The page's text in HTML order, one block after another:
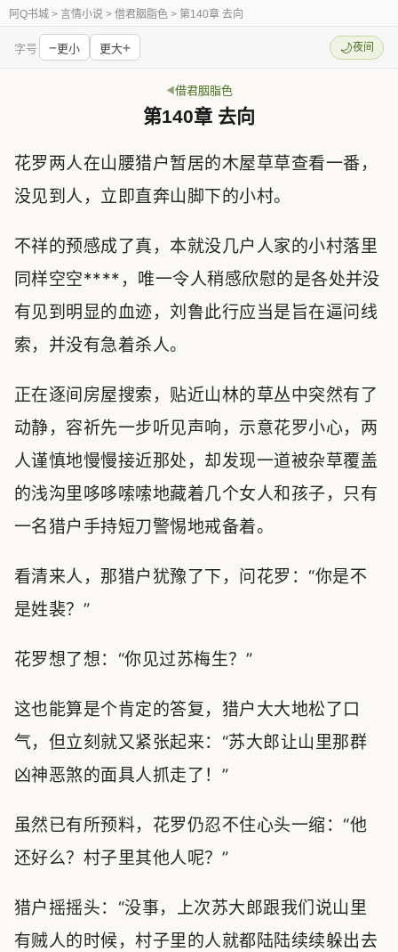
阿Q书城 > 言情小说 > 借君胭脂色 > 第140章 去向
字号 −更小 更大+ 🌙夜间
借君胭脂色
第140章 去向
花罗两人在山腰猎户暂居的木屋草草查看一番，
没见到人，立即直奔山脚下的小村。
不祥的预感成了真，本就没几户人家的小村落里
同样空空****，唯一令人稍感欣慰的是各处并没
有见到明显的血迹，刘鲁此行应当是旨在逼问线
索，并没有急着杀人。
正在逐间房屋搜索，贴近山林的草丛中突然有了
动静，容祈先一步听见声响，示意花罗小心，两
人谨慎地慢慢接近那处，却发现一道被杂草覆盖
的浅沟里哆哆嗦嗦地藏着几个女人和孩子，只有
一名猎户手持短刀警惕地戒备着。
看清来人，那猎户犹豫了下，问花罗：“你是不
是姓裴？”
花罗想了想：“你见过苏梅生？”
这也能算是个肯定的答复，猎户大大地松了口
气，但立刻就又紧张起来：“苏大郎让山里那群
凶神恶煞的面具人抓走了！”
虽然已有所预料，花罗仍忍不住心头一缩：“他
还好么？村子里其他人呢？”
猎户摇摇头：“没事，上次苏大郎跟我们说山里
有贼人的时候，村子里的人就都陆陆续续躲出去